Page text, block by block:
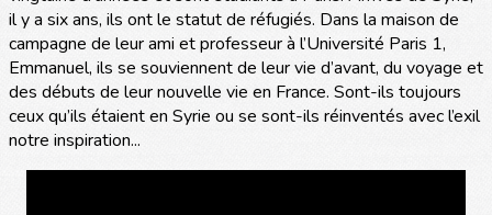
il y a six ans, ils ont le statut de réfugiés. Dans la maison de
campagne de leur ami et professeur à l’Université Paris 1,
Emmanuel, ils se souviennent de leur vie d’avant, du voyage et
des débuts de leur nouvelle vie en France. Sont-ils toujours
ceux qu’ils étaient en Syrie ou se sont-ils réinventés avec l’exil
notre inspiration...